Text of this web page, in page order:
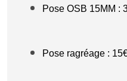
Pose OSB 15MM :
Pose ragréage :